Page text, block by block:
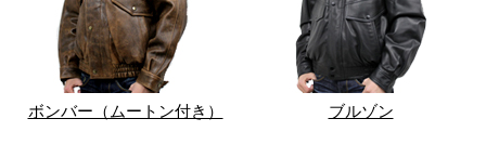
ボンバー（ムートン付き） ブルゾン